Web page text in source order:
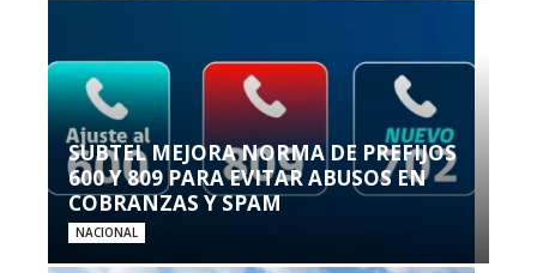
SUBTEL MEJORA NORMA DE PREFIJOS
600 Y 809 PARA EVITAR ABUSOS EN
COBRANZAS Y SPAM
NACIONAL